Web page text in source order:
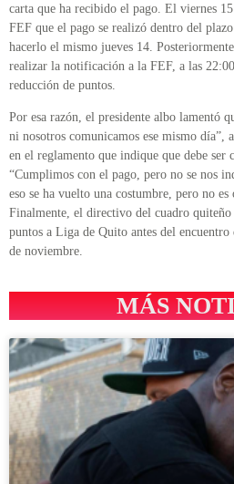
carta que ha recibido el pago. El viernes
FEF que el pago se realizó dentro del
hacerlo el mismo jueves 14.
realizar la notificación a la FEF, a las
reducción de puntos.
Por esa razón, el presidente albo lamentó
ni nosotros comunicamos ese mismo día”,
en el reglamento que indique que debe ser
“Cumplimos con el pago, pero no se nos
eso se ha vuelto una costumbre, pero no
Finalmente, el directivo del cuadro
puntos a Liga de Quito antes del
de noviembre.
MÁS